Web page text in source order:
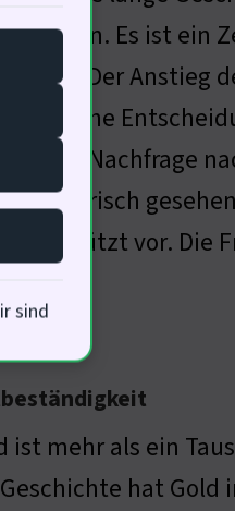
Es ist ein
Der Anstieg
die Nachfrage
Historisch
schützt vor.
ist mehr als ein
hat Gold
sind